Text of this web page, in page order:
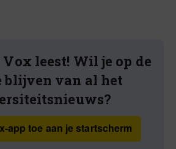
leest! Wil je op de
blijven van al het
app toe aan je startscherm